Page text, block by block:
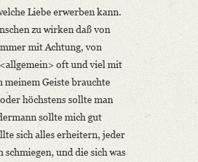
Liebe erwerben kann.
zu wirken daß von
mit Achtung, von
oft und viel mit
meinem Geiste brauchte
höchstens sollte man
sollte mich gut
sich alles erheitern, jeder
schmiegen, und die sich was